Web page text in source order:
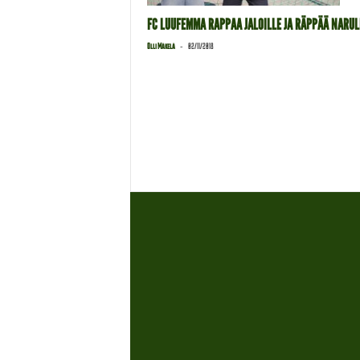
FC LUUFEMMA RAPPAA JALOILLE JA RÄPPÄÄ
Olli Mäkelä - 02/11/2018